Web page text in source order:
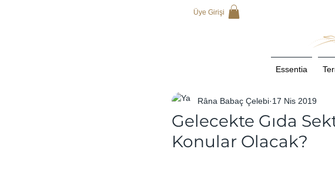
Üye Girişi
Essentia
Gelecekte Gıda
Konular Olacak?
Râna Babaç Çelebi 17 Nis 2019